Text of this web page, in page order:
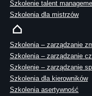
Szkolenie talent
Szkolenia dla mistrzów
Szkolenia – zarządzanie
Szkolenia – zarządzanie
Szkolenie – zarządzanie
Szkolenia dla kierowników
Szkolenia asertywność